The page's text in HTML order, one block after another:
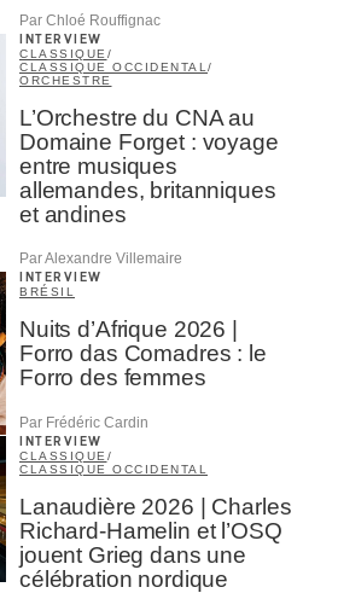
Par Chloé Rouffignac
INTERVIEW
CLASSIQUE /
CLASSIQUE OCCIDENTAL /
ORCHESTRE
L’Orchestre du CNA au
Domaine Forget : voyage
entre musiques
allemandes, britanniques
et andines
Par Alexandre Villemaire
INTERVIEW
BRÉSIL
Nuits d’Afrique 2026 |
Forro das Comadres : le
Forro des femmes
Par Frédéric Cardin
INTERVIEW
CLASSIQUE /
CLASSIQUE OCCIDENTAL
Lanaudière 2026 | Charles
Richard-Hamelin et l’OSQ
jouent Grieg dans une
célébration nordique